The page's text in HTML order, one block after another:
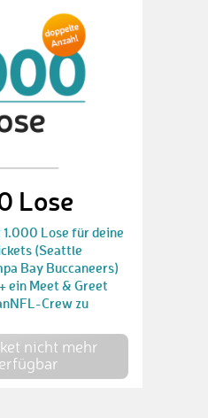
Lose
Lose für deine
(Seattle
Bay Buccaneers)
ein Meet & Greet
Crew zu
nicht mehr